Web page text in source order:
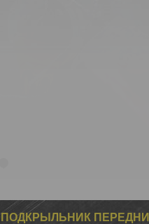
ПОДКРЫЛЬНИК